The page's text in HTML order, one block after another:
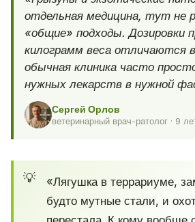
отдельная медицина, тут не
«общие» подходы. Дозировки
килограмм веса отличаются
обычная клиника часто
нужных лекарств в нужной
Сергей Орлов
ветеринарный врач-ратолог · 9
«Лягушка в террариуме,
будто мутные стали, и